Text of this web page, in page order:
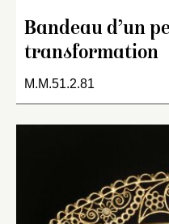
Bandeau d’un
transformation
M.M.51.2.81